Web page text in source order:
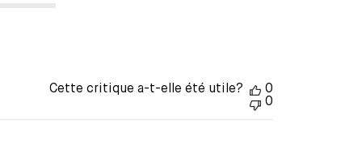
Cette critique a-t-elle été utile?
0
0